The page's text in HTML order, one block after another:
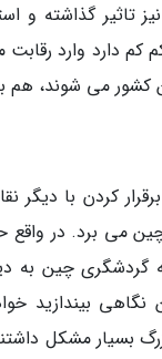
گذاشته و
کم دارد وارد
می شوند، هم
کردن با
می برد. در واقع
گردشگری چین به
بیندازید
بسیار مشکل